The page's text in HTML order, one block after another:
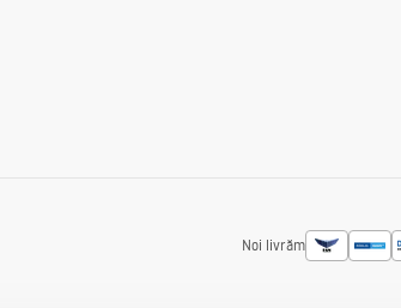
Noi livrăm